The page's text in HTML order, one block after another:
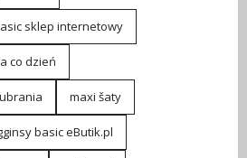
sklep internetowy
co dzień
maxi šaty
basic eButik.pl